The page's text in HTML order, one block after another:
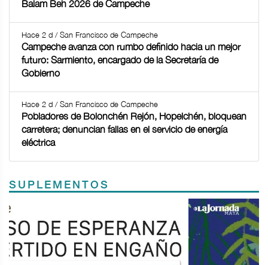
Balam Beh 2026 de Campeche
Hace 2 d / San Francisco de Campeche
Campeche avanza con rumbo definido hacia un mejor
futuro: Sarmiento, encargado de la Secretaría de
Gobierno
Hace 2 d / San Francisco de Campeche
Pobladores de Bolonchén Rejón, Hopelchén, bloquean
carretera; denuncian fallas en el servicio de energía
eléctrica
SUPLEMENTOS